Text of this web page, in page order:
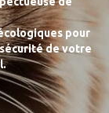
pour
de votre